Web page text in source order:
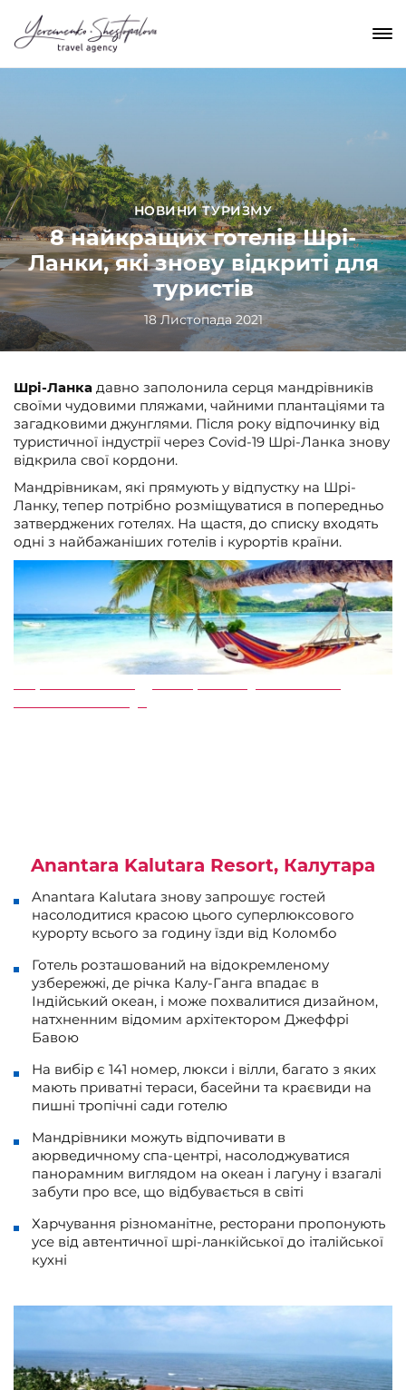
НОВИНИ ТУРИЗМУ
8 найкращих готелів Шрі-
Ланки, які знову відкриті для
туристів
18 Листопада 2021
Шрі-Ланка давно заполонила серця мандрівників
своїми чудовими пляжами, чайними плантаціями та
загадковими джунглями. Після року відпочинку від
туристичної індустрії через Covid-19 Шрі-Ланка знову
відкрила свої кордони.
Мандрівникам, які прямують у відпустку на Шрі-
Ланку, тепер потрібно розміщуватися в попередньо
затверджених готелях. На щастя, до списку входять
одні з найбажаніших готелів і курортів країни.
Anantara Kalutara Resort, Калутара
Anantara Kalutara знову запрошує гостей
насолодитися красою цього суперлюксового
курорту всього за годину їзди від Коломбо
Готель розташований на відокремленому
узбережжі, де річка Калу-Ганга впадає в
Індійський океан, і може похвалитися дизайном,
натхненним відомим архітектором Джеффрі
Бавою
На вибір є 141 номер, люкси і вілли, багато з яких
мають приватні тераси, басейни та краєвиди на
пишні тропічні сади готелю
Мандрівники можуть відпочивати в
аюрведичному спа-центрі, насолоджуватися
панорамним виглядом на океан і лагуну і взагалі
забути про все, що відбувається в світі
Харчування різноманітне, ресторани пропонують
усе від автентичної шрі-ланкійської до італійської
кухні